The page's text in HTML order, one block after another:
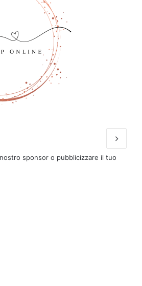
sponsor o pubblicizzare il tuo